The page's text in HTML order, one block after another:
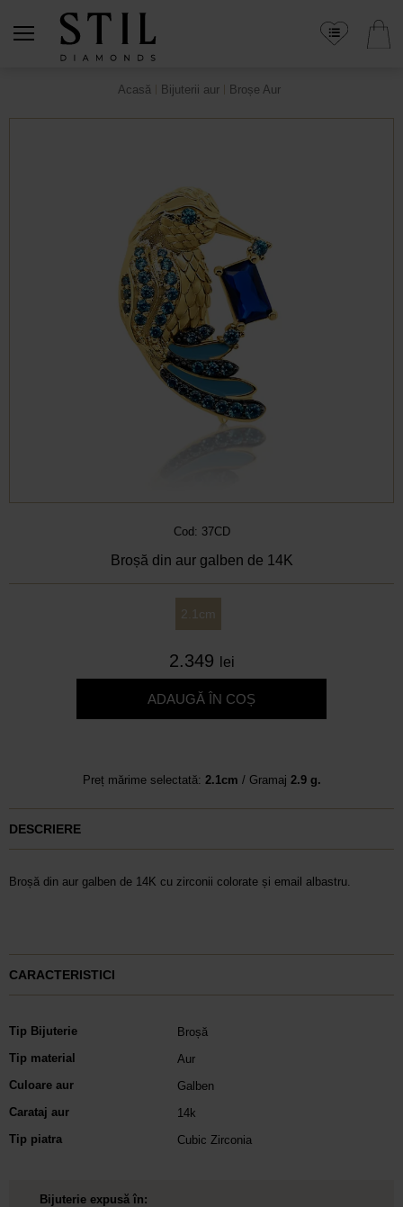
Acasă Bijuterii aur Broșe Aur
Cod: 37CD
Broșă din aur galben de 14K
2.1cm
2.349 lei
ADAUGĂ ÎN COȘ
Preț mărime selectată: 2.1cm / Gramaj 2.9 g.
DESCRIERE
Broșă din aur galben de 14K cu zirconii colorate și email albastru.
CARACTERISTICI
Tip Bijuterie
Broșă
Tip material
Aur
Culoare aur
Galben
Carataj aur
14k
Tip piatra
Cubic Zirconia
Bijuterie expusă în: